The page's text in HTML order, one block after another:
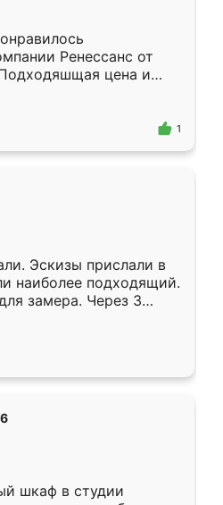
Ренессанс от
цена и
Приехавший
Владислав
эскизу самый
1
Эскизы прислали в
наиболее подходящий.
замера. Через 3
готова. Остались
Ренессанс
работу!
шкаф в студии